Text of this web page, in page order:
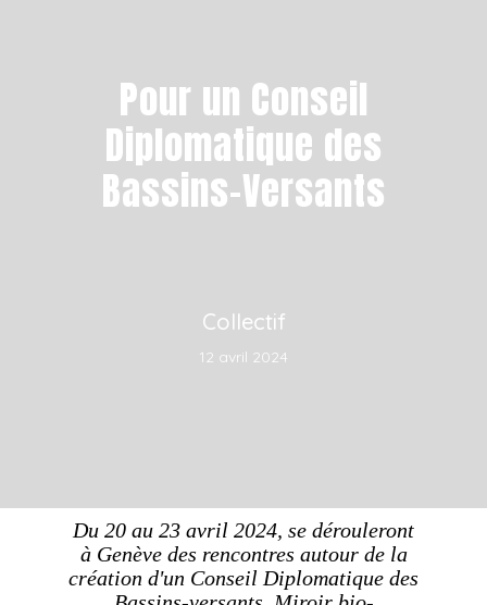
Pour un Conseil
Diplomatique des
Bassins-Versants
Du 20 au 23 avril 2024, se dérouleront
à Genève des rencontres autour de la
création d'un Conseil Diplomatique des
Collectif
12 avril 2024